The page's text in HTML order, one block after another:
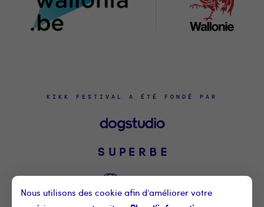
KIKK FESTIVAL A ÉTÉ FONDÉ PAR
Nous utilisons des cookie afin d’améliorer votre